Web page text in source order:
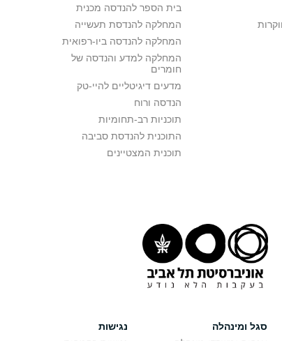
בית הספר להנדסה מכנית
המחלקה להנדסת תעשייה
המחלקה להנדסה ביו-רפואית
המחלקה למדע והנדסה של
חומרים
מדעים דיגיטליים להיי-טק
הנדסה ורוח
תוכניות רב-תחומיות
התוכנית להנדסת סביבה
תוכנית המצטיינים
סגל ומינהלה
נגישות